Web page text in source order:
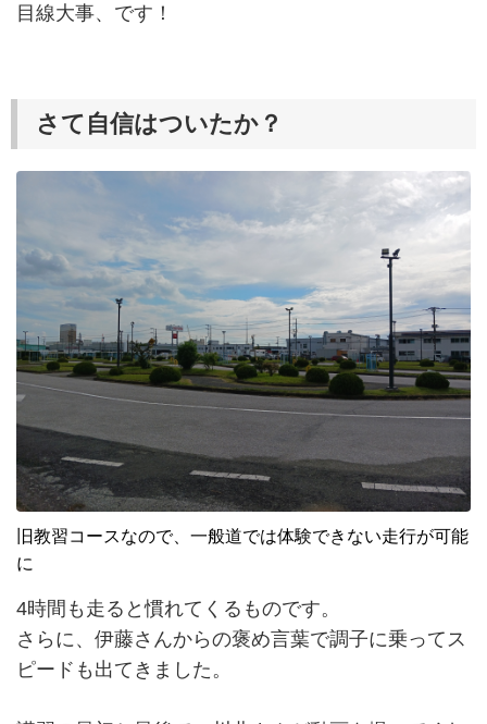
目線大事、です！
さて自信はついたか？
旧教習コースなので、一般道では体験できない走行が可能
に
4時間も走ると慣れてくるものです。
さらに、伊藤さんからの褒め言葉で調子に乗ってス
ピードも出てきました。